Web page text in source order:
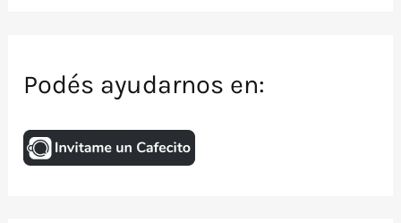
Podés ayudarnos en: